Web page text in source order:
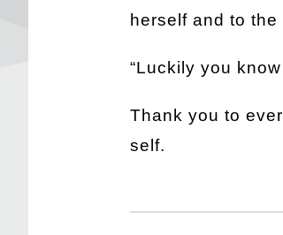
herself and to
“Luckily you
Thank you to
self.